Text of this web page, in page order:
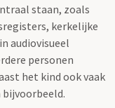
staan, zoals
kerkelijke
audiovisueel
personen
het kind ook vaak
bijvoorbeeld.